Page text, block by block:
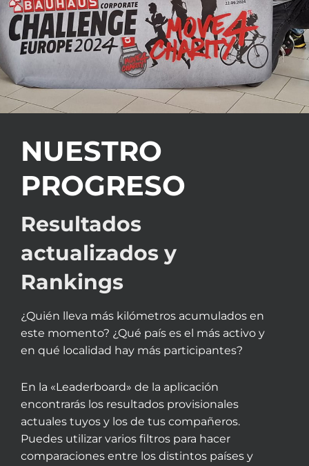
NUESTRO
PROGRESO
Resultados
actualizados y
Rankings
¿Quién lleva más kilómetros acumulados en
este momento? ¿Qué país es el más activo y
en qué localidad hay más participantes?
En la «Leaderboard» de la aplicación
encontrarás los resultados provisionales
actuales tuyos y los de tus compañeros.
Puedes utilizar varios filtros para hacer
comparaciones entre los distintos países y